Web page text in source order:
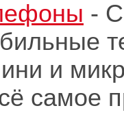
-
и
самое